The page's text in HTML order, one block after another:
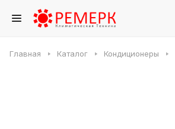
Главная Каталог Кондиционеры